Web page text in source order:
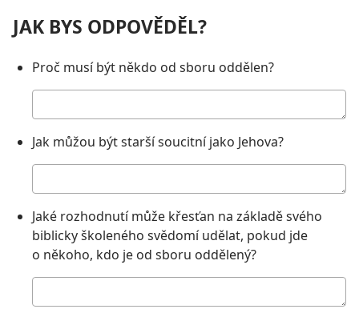
JAK BYS ODPOVĚDĚL?
Proč musí být někdo od sboru oddělen?
odpověď
Jak můžou být starší soucitní jako Jehova?
odpověď
Jaké rozhodnutí může křesťan na základě svého
biblicky školeného svědomí udělat, pokud jde
o někoho, kdo je od sboru oddělený?
odpověď